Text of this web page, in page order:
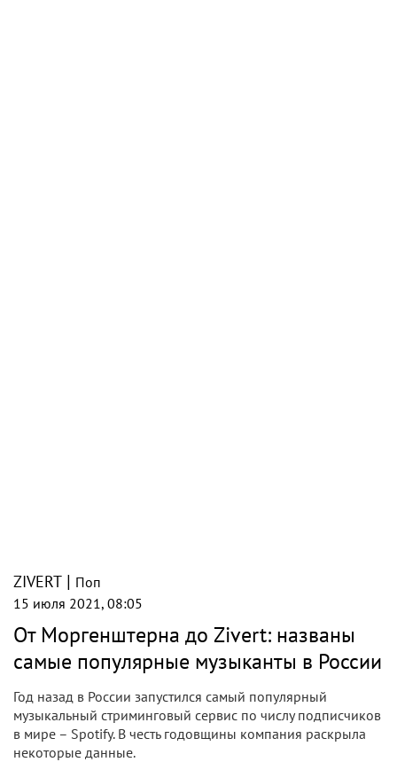
ZIVERT | Поп
15 июля 2021, 08:05
От Моргенштерна до Zivert: названы
самые популярные музыканты в России
Год назад в России запустился самый популярный
музыкальный стриминговый сервис по числу подписчиков
в мире – Spotify. В честь годовщины компания раскрыла
некоторые данные.